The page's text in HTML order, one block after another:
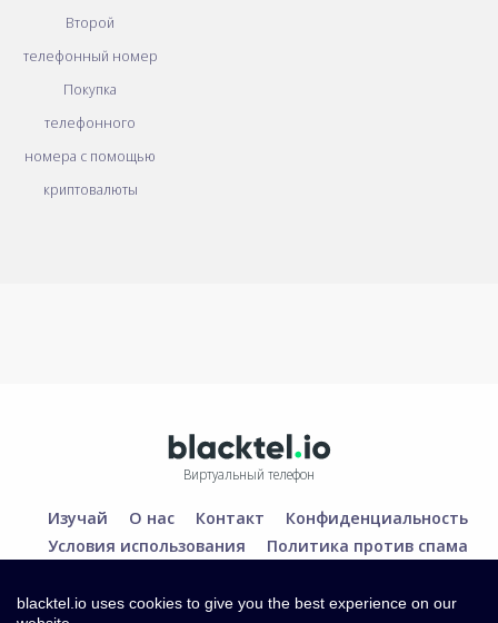
Второй
телефонный номер
Покупка
телефонного
номера с помощью
криптовалюты
Виртуальный телефон
Изучай О нас Контакт
Конфиденциальность
Условия использования
Политика против спама
blacktel.io uses cookies to give you the best experience on our